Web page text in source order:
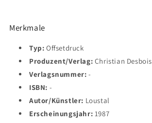
Merkmale
Typ: Offsetdruck
Produzent/Verlag: Christian Desbois
Verlagsnummer: -
ISBN: -
Autor/Künstler: Loustal
Erscheinungsjahr: 1987